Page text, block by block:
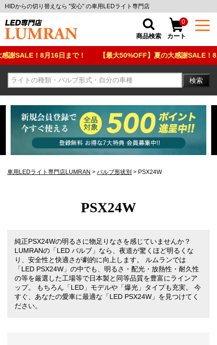
HIDからの切り替えなら "安心" の車用LEDライト専門店
商品検索 カート
0
！8月16日まで！ 【最大50%OFF】夏の大感謝SALE！8月16日
検索
車用LEDライト専門店LUMRAN バルブ形状別 PSX24W
PSX24W
純正PSX24Wの明るさに物足りなさを感じていませんか？
LUMRANの「LED バルブ」なら、夜道が驚くほど明るくな
り、安全性と快適さが劇的に向上します。 ルムランでは
「LED PSX24W」の中でも、明るさ・配光・放熱性・耐久性
の等を厳選した工場等で日本製と同等品質を豊富にラインア
ップ。 もちろん「LED」モデルや「爆光」タイプも充実。 今
すぐ、あなたの愛車に最適な「LED PSX24W」を見つけてく
ださい。